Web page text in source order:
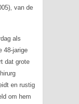
van de
als
48-jarige
dat grote
en rustig
om hem